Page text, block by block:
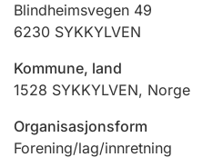
Jeger
Betaling og jegeravgiftskort
Ektepaktveileder
Blindheimsvegen 49
6230 SYKKYLVEN
Kommune, land
1528 SYKKYLVEN, Norge
Organisasjonsform
Forening/lag/innretning